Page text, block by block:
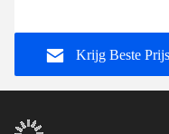
Bescherming 2A
Uitgangsstroom
Krijg Beste Prijs